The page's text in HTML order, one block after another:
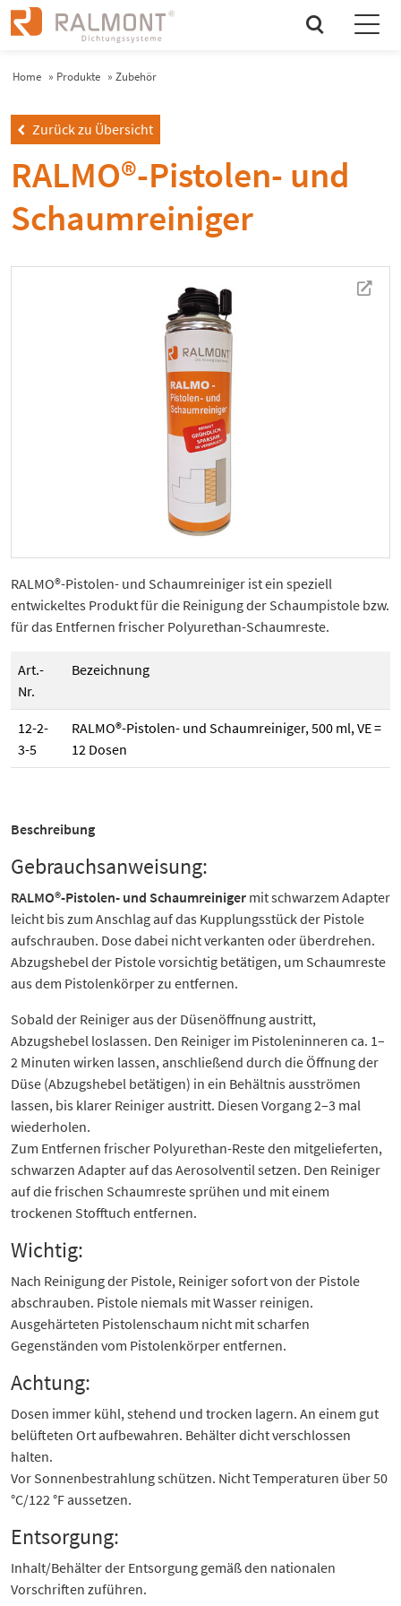
search
Home » Produkte » Zubehör
leftZurück zu Übersicht
RALMO®-Pistolen- und
Schaumreiniger
newtab
RALMO®-Pistolen- und Schaumreiniger ist ein speziell
entwickeltes Produkt für die Reinigung der Schaumpistole bzw.
für das Entfernen frischer Polyurethan-Schaumreste.
Art.-
Nr.
Bezeichnung
12-2-
3-5
RALMO®-Pistolen- und Schaumreiniger, 500 ml, VE =
12 Dosen
Beschreibung
Gebrauchsanweisung:
RALMO®-Pistolen- und Schaumreiniger mit schwarzem Adapter
leicht bis zum Anschlag auf das Kupplungsstück der Pistole
aufschrauben. Dose dabei nicht verkanten oder überdrehen.
Abzugshebel der Pistole vorsichtig betätigen, um Schaumreste
aus dem Pistolenkörper zu entfernen.
Sobald der Reiniger aus der Düsenöffnung austritt,
Abzugshebel loslassen. Den Reiniger im Pistoleninneren ca. 1–
2 Minuten wirken lassen, anschließend durch die Öffnung der
Düse (Abzugshebel betätigen) in ein Behältnis ausströmen
lassen, bis klarer Reiniger austritt. Diesen Vorgang 2–3 mal
wiederholen.
Zum Entfernen frischer Polyurethan-Reste den mitgelieferten,
schwarzen Adapter auf das Aerosolventil setzen. Den Reiniger
auf die frischen Schaumreste sprühen und mit einem
trockenen Stofftuch entfernen.
Wichtig:
Nach Reinigung der Pistole, Reiniger sofort von der Pistole
abschrauben. Pistole niemals mit Wasser reinigen.
Ausgehärteten Pistolenschaum nicht mit scharfen
Gegenständen vom Pistolenkörper entfernen.
Achtung:
Dosen immer kühl, stehend und trocken lagern. An einem gut
belüfteten Ort aufbewahren. Behälter dicht verschlossen
halten.
Vor Sonnenbestrahlung schützen. Nicht Temperaturen über 50
°C/122 °F aussetzen.
Entsorgung:
Inhalt/Behälter der Entsorgung gemäß den nationalen
Vorschriften zuführen.